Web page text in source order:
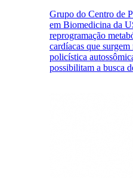
Grupo do Centro de
em Biomedicina da
reprogramação
cardíacas que
policística
possibilitam a busca